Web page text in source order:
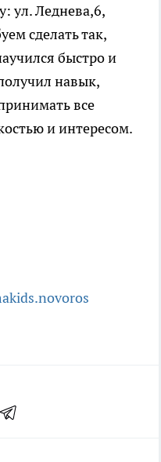
ул. Леднева,6,
сделать так,
быстро и
навык,
все
и интересом.